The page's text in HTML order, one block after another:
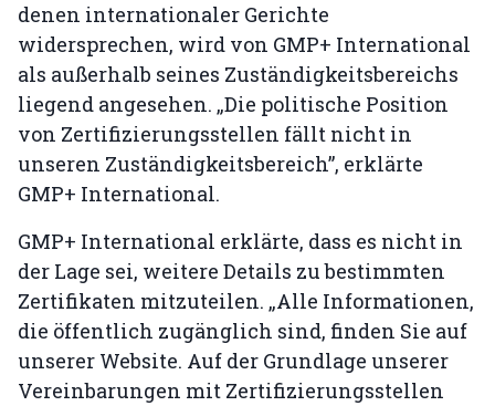
denen internationaler Gerichte
widersprechen, wird von GMP+ International
als außerhalb seines Zuständigkeitsbereichs
liegend angesehen. „Die politische Position
von Zertifizierungsstellen fällt nicht in
unseren Zuständigkeitsbereich”, erklärte
GMP+ International.
GMP+ International erklärte, dass es nicht in
der Lage sei, weitere Details zu bestimmten
Zertifikaten mitzuteilen. „Alle Informationen,
die öffentlich zugänglich sind, finden Sie auf
unserer Website. Auf der Grundlage unserer
Vereinbarungen mit Zertifizierungsstellen